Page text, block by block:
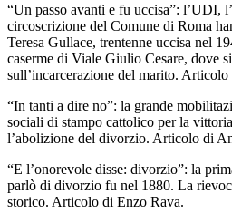
“Un passo avanti e fu uccisa”: l’UDI,
circoscrizione del Comune di Roma
Teresa Gullace, trentenne uccisa nel
caserme di Viale Giulio Cesare, dove
sull’incarcerazione del marito.
“In tanti a dire no”: la grande
sociali di stampo cattolico per la
l’abolizione del divorzio. Articolo di
“E l’onorevole disse: divorzio”: la
parlò di divorzio fu nel 1880. La
storico. Articolo di Enzo Rava.